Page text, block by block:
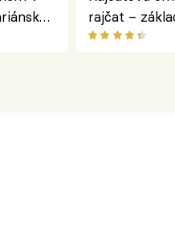
rajčat –